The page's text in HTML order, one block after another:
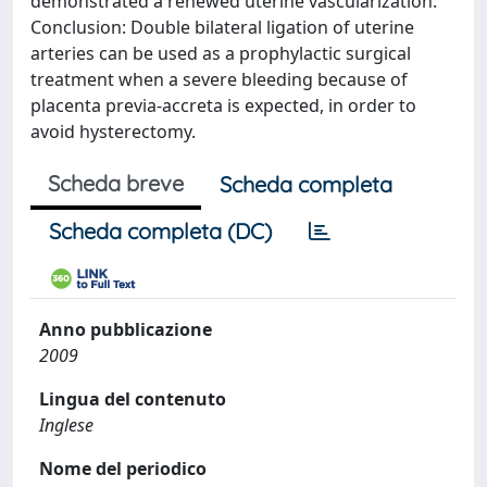
Conclusion: Double bilateral ligation of uterine
arteries can be used as a prophylactic surgical
treatment when a severe bleeding because of
placenta previa-accreta is expected, in order to
avoid hysterectomy.
Scheda breve
Scheda completa
Scheda completa (DC)
Anno pubblicazione
2009
Lingua del contenuto
Inglese
Nome del periodico